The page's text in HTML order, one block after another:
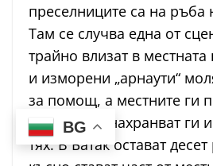
преселниците са на ръба
Там се случва една от
трайно влизат в местната
и изморени „арнаути“
за помощ, а местните ги
къщите си, нахранват ги
тях. В Батак остават
BG